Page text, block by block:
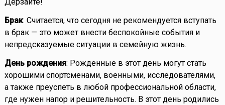
Брак: Считается, что сегодня не рекомендуется вступать
в брак — это может внести беспокойные события и
непредсказуемые ситуации в семейную жизнь.
День рождения: Рожденные в этот день могут стать
хорошими спортсменами, военными, исследователями,
а также преуспеть в любой профессиональной области,
где нужен напор и решительность. В этот день родились